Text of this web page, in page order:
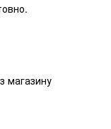
магазину